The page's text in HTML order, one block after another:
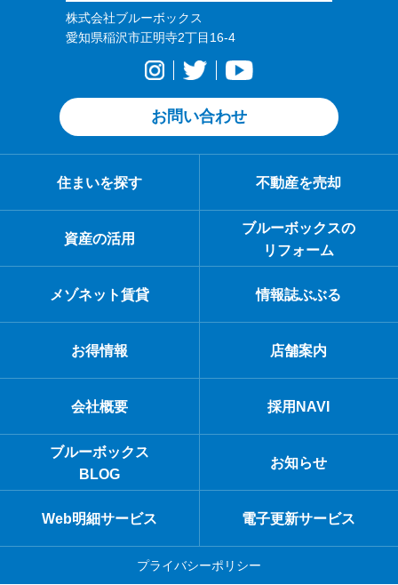
株式会社ブルーボックス
愛知県稲沢市正明寺2丁目16-4
お問い合わせ
住まいを探す 不動産を売却
資産の活用
ブルーボックスの
リフォーム
メゾネット賃貸 情報誌ぶぶる
お得情報 店舗案内
会社概要 採用NAVI
ブルーボックス
BLOG
お知らせ
Web明細サービス 電子更新サービス
プライバシーポリシー